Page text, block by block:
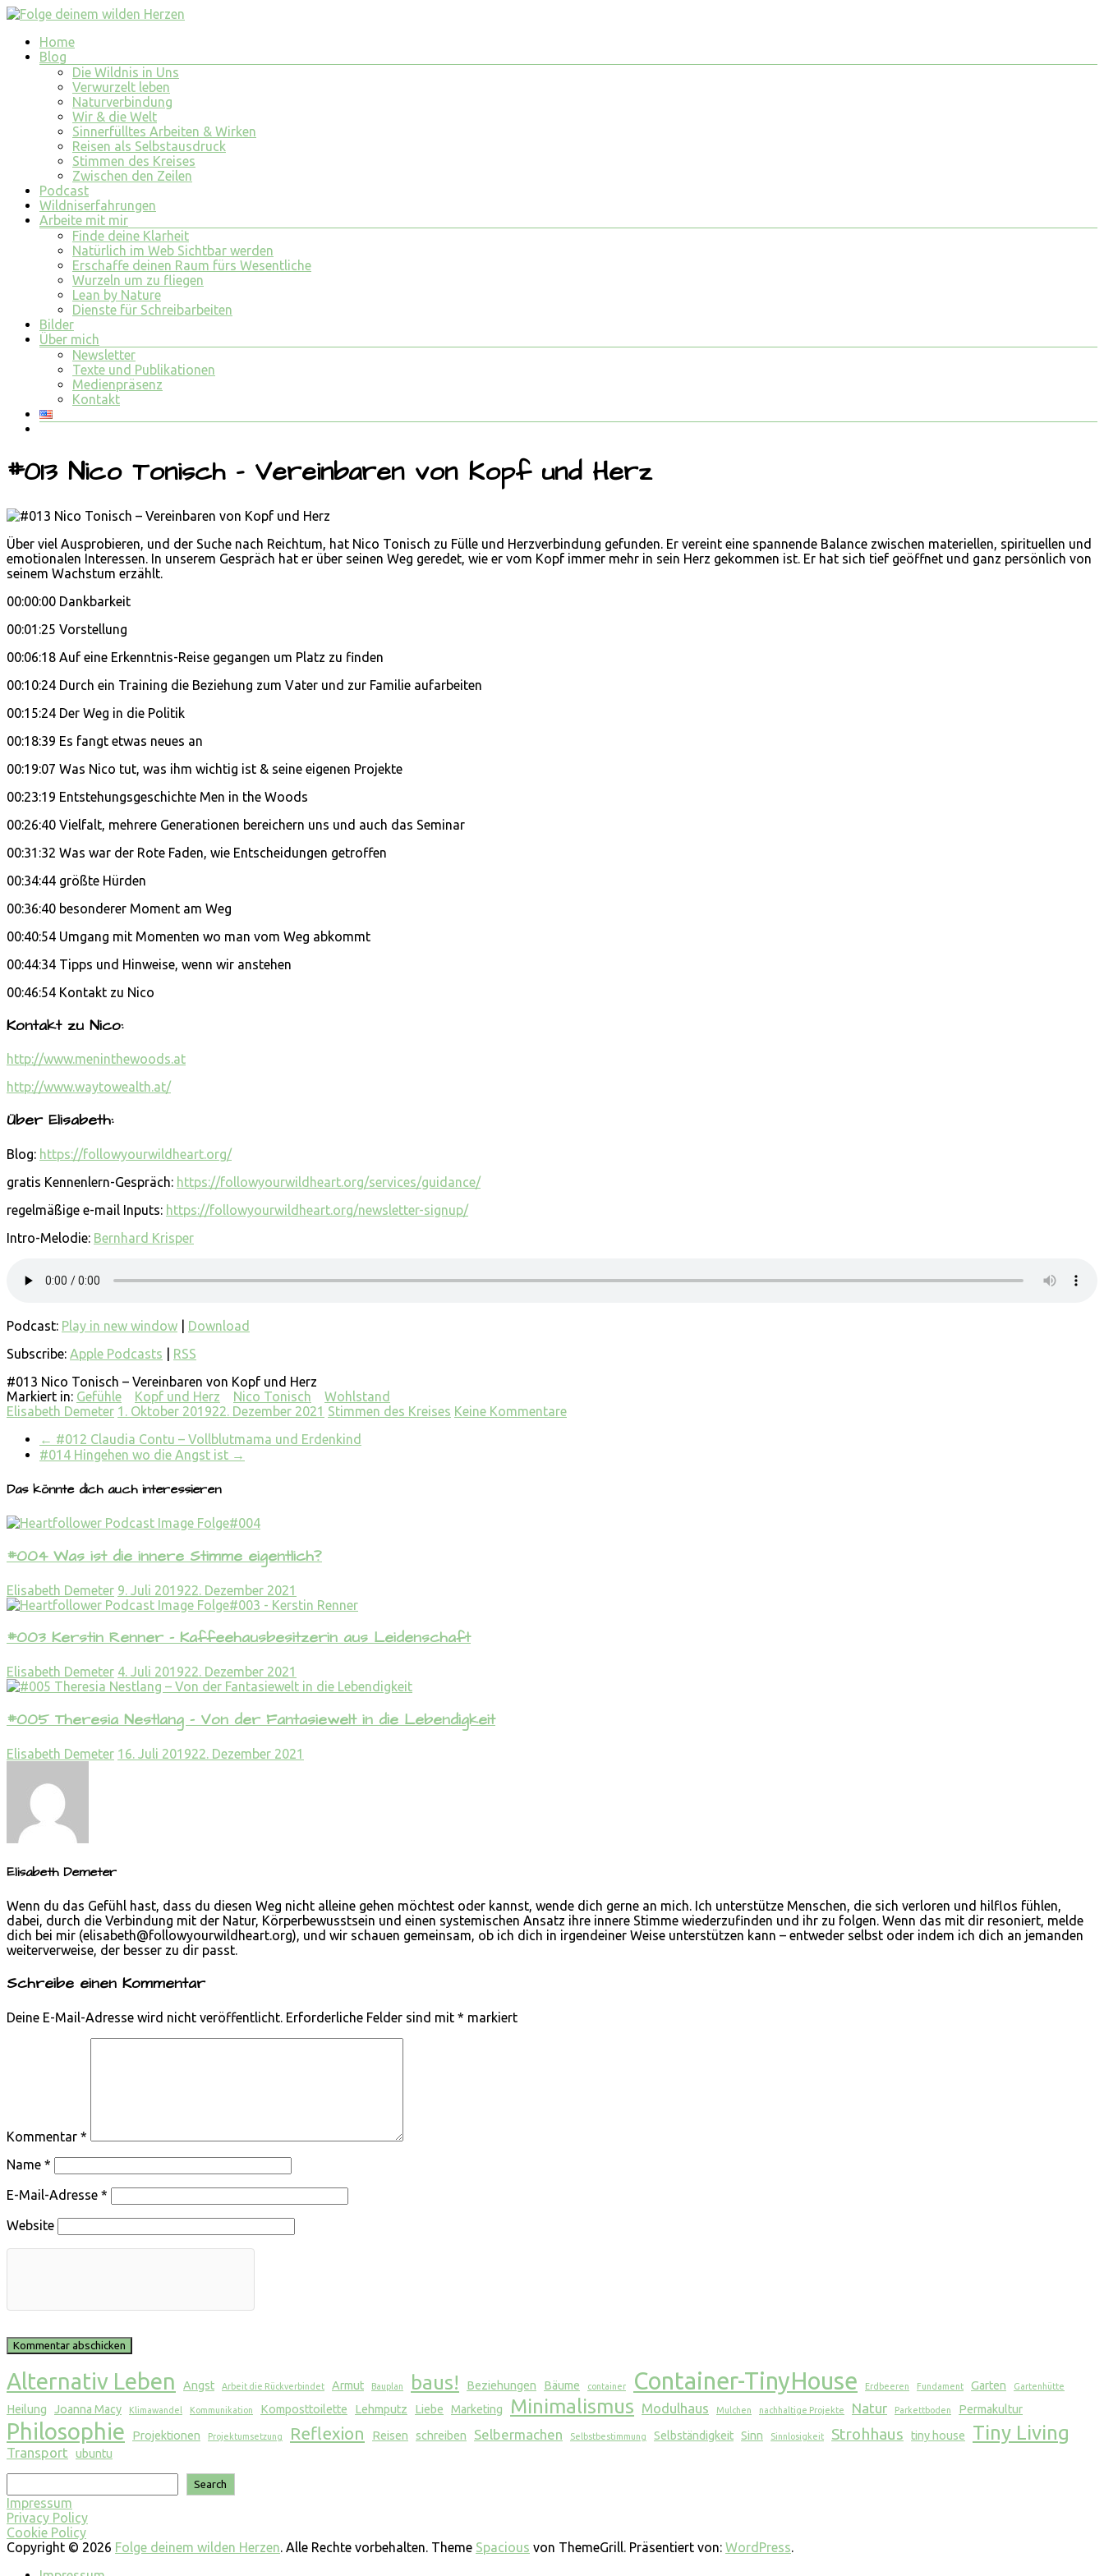
Zum
springen
Folge
deinem
Herzen
Erfüllung
allem
was
Menü
Home
Blog
Die Wildnis in Uns
Verwurzelt leben
Naturverbindung
Wir & die Welt
Sinnerfülltes Arbeiten & Wirken
Reisen als Selbstausdruck
Stimmen des Kreises
Zwischen den Zeilen
Podcast
Wildniserfahrungen
Arbeite mit mir
Finde deine Klarheit
Natürlich im Web Sichtbar werden
Erschaffe deinen Raum fürs Wesentliche
Wurzeln um zu fliegen
Lean by Nature
Dienste für Schreibarbeiten
Bilder
Über mich
Newsletter
Texte und Publikationen
Medienpräsenz
Kontakt
#013 Nico Tonisch – Vereinbaren von Kopf und Herz
Über viel Ausprobieren, und der Suche nach Reichtum, hat Nico Tonisch zu Fülle und Herzverbindung gefunden. Er vereint eine spannende Balance zwischen materiellen, spirituellen und
emotionalen Interessen. In unserem Gespräch hat er über seinen Weg geredet, wie er vom Kopf immer mehr in sein Herz gekommen ist. Er hat sich tief geöffnet und ganz persönlich von
seinem Wachstum erzählt.
00:00:00 Dankbarkeit
00:01:25 Vorstellung
00:06:18 Auf eine Erkenntnis-Reise gegangen um Platz zu finden
00:10:24 Durch ein Training die Beziehung zum Vater und zur Familie aufarbeiten
00:15:24 Der Weg in die Politik
00:18:39 Es fangt etwas neues an
00:19:07 Was Nico tut, was ihm wichtig ist & seine eigenen Projekte
00:23:19 Entstehungsgeschichte Men in the Woods
00:26:40 Vielfalt, mehrere Generationen bereichern uns und auch das Seminar
00:31:32 Was war der Rote Faden, wie Entscheidungen getroffen
00:34:44 größte Hürden
00:36:40 besonderer Moment am Weg
00:40:54 Umgang mit Momenten wo man vom Weg abkommt
00:44:34 Tipps und Hinweise, wenn wir anstehen
00:46:54 Kontakt zu Nico
Kontakt zu Nico:
http://www.meninthewoods.at
http://www.waytowealth.at/
Über Elisabeth:
Blog: https://followyourwildheart.org/
gratis Kennenlern-Gespräch: https://followyourwildheart.org/services/guidance/
regelmäßige e-mail Inputs: https://followyourwildheart.org/newsletter-signup/
Intro-Melodie: Bernhard Krisper
Podcast: Play in new window
Download
Subscribe: Apple Podcasts
RSS
#013 Nico Tonisch – Vereinbaren von Kopf und Herz
Markiert in: Gefühle Kopf und Herz Nico Tonisch
Wohlstand
Elisabeth Demeter 1. Oktober 201922. Dezember 2021 Stimmen des Kreises Keine Kommentare
← #012 Claudia Contu – Vollblutmama und Erdenkind
#014 Hingehen wo die Angst ist →
Das könnte dich auch interessieren
#004 Was ist die innere Stimme eigentlich?
Elisabeth Demeter 9. Juli 201922. Dezember 2021
#003 Kerstin Renner – Kaffeehausbesitzerin aus Leidenschaft
Elisabeth Demeter 4. Juli 201922. Dezember 2021
#005 Theresia Nestlang – Von der Fantasiewelt in die Lebendigkeit
Elisabeth Demeter 16. Juli 201922. Dezember 2021
Elisabeth Demeter
Wenn du das Gefühl hast, dass du diesen Weg nicht alleine gehen möchtest oder kannst, wende dich gerne an mich. Ich unterstütze Menschen, die sich verloren und hilflos fühlen,
dabei, durch die Verbindung mit der Natur, Körperbewusstsein und einen systemischen Ansatz ihre innere Stimme wiederzufinden und ihr zu folgen. Wenn das mit dir resoniert, melde
dich bei mir (elisabeth@followyourwildheart.org), und wir schauen gemeinsam, ob ich dich in irgendeiner Weise unterstützen kann – entweder selbst oder indem ich dich an jemanden
weiterverweise, der besser zu dir passt.
Schreibe einen Kommentar
Deine E-Mail-Adresse wird nicht veröffentlicht. Erforderliche Felder sind mit * markiert
Kommentar *
Name *
E-Mail-Adresse *
Website
Alternativ Leben Angst Arbeit die Rückverbindet Armut Bauplan baus! Beziehungen Bäume container Container-TinyHouse Erdbeeren Fundament Garten Gartenhütte
Heilung Joanna Macy Klimawandel Kommunikation Komposttoilette Lehmputz Liebe Marketing Minimalismus Modulhaus Mulchen nachhaltige Projekte Natur Parkettboden Permakultur
Philosophie Projektionen Projektumsetzung Reflexion Reisen schreiben Selbermachen Selbstbestimmung Selbständigkeit Sinn Sinnlosigkeit Strohhaus tiny house Tiny Living
Transport ubuntu
Search
Impressum
Privacy Policy
Cookie Policy
Copyright © 2026 Folge deinem wilden Herzen . Alle Rechte vorbehalten. Theme Spacious von ThemeGrill. Präsentiert von: WordPress